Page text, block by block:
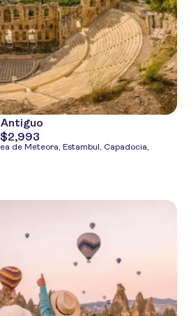
$2,993
de Meteora, Estambul, Capadocia,